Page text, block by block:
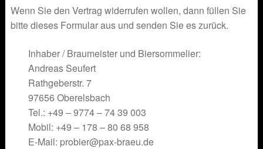
Wenn Sie den Vertrag widerrufen wollen, dann füllen Sie
bitte dieses Formular aus und senden Sie es zurück.
Inhaber / Braumeister und Biersommelier:
Andreas Seufert
Rathgeberstr. 7
97656 Oberelsbach
Tel.: +49 – 9774 – 74 39 003
Mobil: +49 – 178 – 80 68 958
E-Mail: probier@pax-braeu.de